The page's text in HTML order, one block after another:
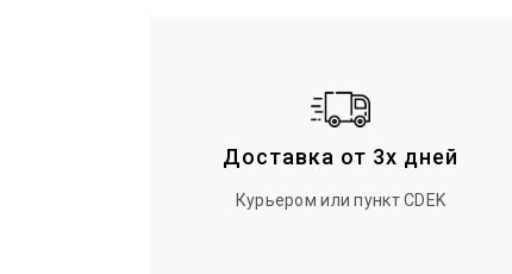
Доставка от 3х дней
Курьером или пункт CDEK